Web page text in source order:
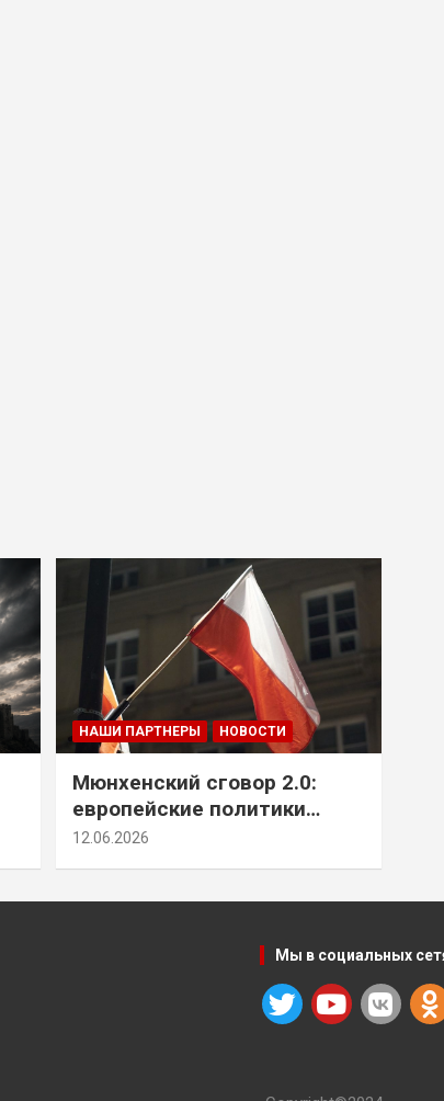
НАШИ ПАРТНЕРЫ НОВОСТИ
Мюнхенский сговор 2.0:
европейские политики
снова растят монстра у
12.06.2026
Мы в социальных